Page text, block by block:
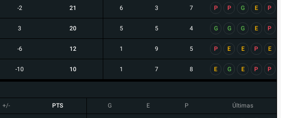
-2 21 6 3 7 P P G E P
3 20 5 5 4 G G G E P
-6 12 1 9 5 P E E P E
-10 10 1 7 8 E G E P P
+/- PTS G E P Últimas